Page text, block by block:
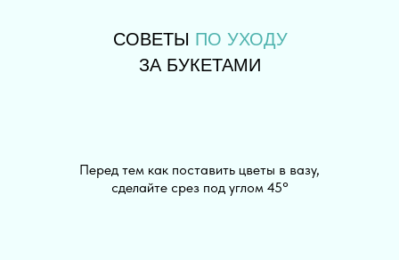
СОВЕТЫ ПО УХОДУ
ЗА БУКЕТАМИ
Перед тем как поставить цветы в вазу,
сделайте срез под углом 45°